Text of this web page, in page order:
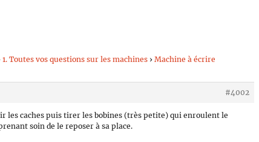
1. Toutes vos questions sur les machines › Machine à écrire
#4002
les caches puis tirer les bobines (très petite) qui enroulent le
soin de le reposer à sa place.